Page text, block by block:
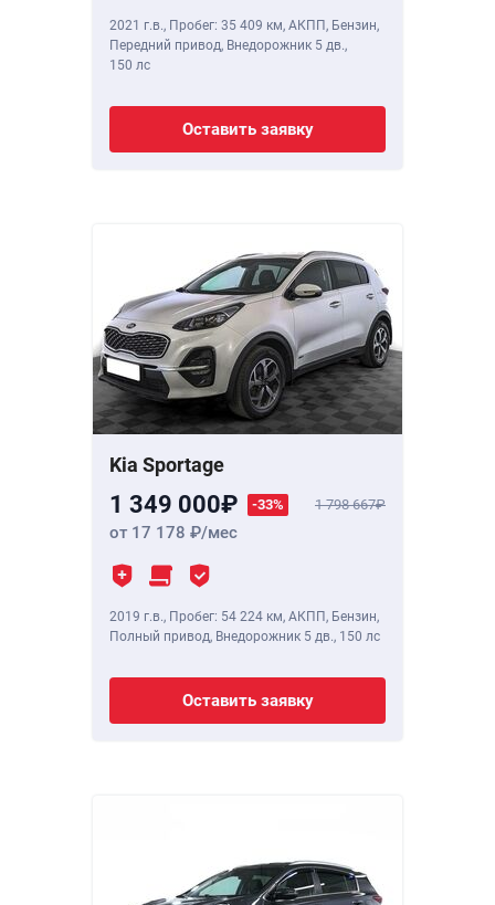
2021 г.в., Пробег: 35 409 км, АКПП, Бензин,
Передний привод, Внедорожник 5 дв.,
150 лс
Оставить заявку
Kia Sportage
1 349 000 -33% 1 798 667
от 17 178 /мес
2019 г.в., Пробег: 54 224 км, АКПП, Бензин,
Полный привод, Внедорожник 5 дв., 150 лс
Оставить заявку